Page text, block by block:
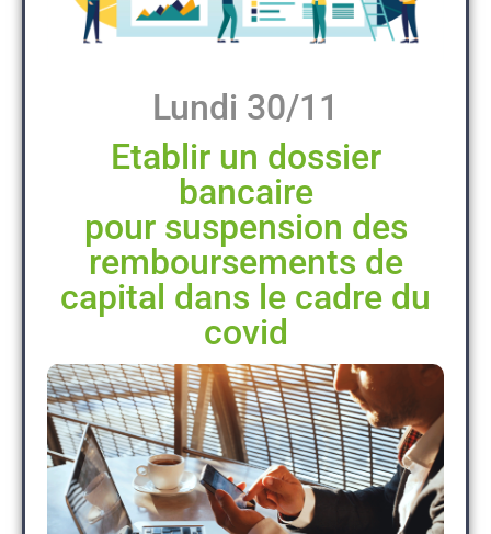
Lundi 30/11
Etablir un dossier
bancaire
pour suspension des
remboursements de
capital dans le cadre du
covid